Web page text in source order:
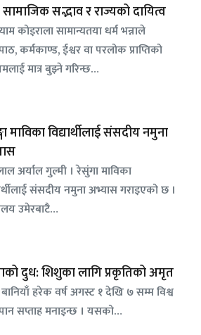
सामाजिक सद्भाव र राज्यको दायित्व
कोइराला सामान्यतया धर्म भन्नाले
कर्मकाण्ड, ईश्वर वा परलोक प्राप्तिको
मात्र बुझ्ने गरिन्छ…
माविका विद्यार्थीलाई संसदीय नमुना
अर्याल गुल्मी । रेसुंगा माविका
संसदीय नमुना अभ्यास गराइएको छ ।
उमेरबाटै…
दुध: शिशुका लागि प्रकृतिको अमृत
हरेक वर्ष अगस्ट १ देखि ७ सम्म विश्व
सप्ताह मनाइन्छ । यसको…